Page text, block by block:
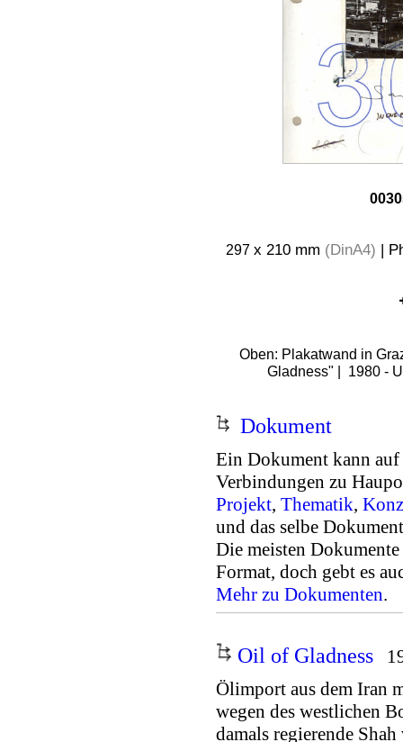
297 x 210 mm (DinA4) |
Oben: Plakatwand in
Gladness" | 1980 -
Dokument
Ein Dokument kann auf
Verbindungen zu
Projekt, Thematik,
und das selbe
Die meisten
Format, doch gebt es
Mehr zu Dokumenten.
Oil of Gladness
Ölimport aus dem Iran
wegen des westlichen
damals regierende